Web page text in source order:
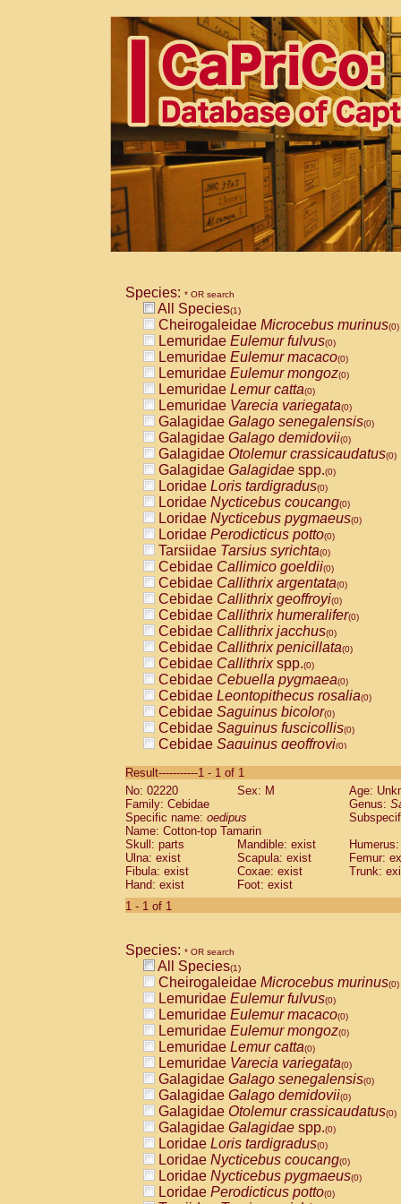
Species: * OR search
All Species(1)
Cheirogaleidae Microcebus murinus(0)
Lemuridae Eulemur fulvus(0)
Lemuridae Eulemur macaco(0)
Lemuridae Eulemur mongoz(0)
Lemuridae Lemur catta(0)
Lemuridae Varecia variegata(0)
Galagidae Galago senegalensis(0)
Galagidae Galago demidovii(0)
Galagidae Otolemur crassicaudatus(0)
Galagidae Galagidae spp.(0)
Loridae Loris tardigradus(0)
Loridae Nycticebus coucang(0)
Loridae Nycticebus pygmaeus(0)
Loridae Perodicticus potto(0)
Tarsiidae Tarsius syrichta(0)
Cebidae Callimico goeldii(0)
Cebidae Callithrix argentata(0)
Cebidae Callithrix geoffroyi(0)
Cebidae Callithrix humeralifer(0)
Cebidae Callithrix jacchus(0)
Cebidae Callithrix penicillata(0)
Cebidae Callithrixspp.(0)
Cebidae Cebuella pygmaea(0)
Cebidae Leontopithecus rosalia(0)
Cebidae Saguinus bicolor(0)
Cebidae Saguinus fuscicollis(0)
Cebidae Saguinus geoffroyi(0)
CebidaeSaguinus labiatus(0)
Cebidae Saguinus leucopus (0)
Cebidae
CebidaeSaguinus mystax
Cebidae Saguinus nigricollis (0)
Cebidae Saguinus oedipus
Cebidae Saguinus weddelli
Cebidae Saguinusspp.
Cebidae
CebidaeCebus capucinus
CebidaeCebus nigrivittatus
CebidaeCebus spp.(0)
CebidaeSaimiri boliviensis(0)
CebidaeSaimiri sciureus(0)
AtelidaeAlouatta caraya(0)
AtelidaeAlouatta fusca(0)
AtelidaeAlouatta seniculus(0)
AtelidaeAlouattaspp.(0)
AtelidaeAteles belzebuth(0)
AtelidaeAteles geoffroyi(0)
AtelidaeAteles paniscus(0)
AtelidaeAtelesspp.(0)
AtelidaeLagothrix lagothricha(0)
AtelidaeLagothrix lagothricha cana
PitheciidaeCacajao calvus
Result-----------1 - 1 of 1
No: 02220
Sex: M
Age:
Family: Cebidae
Genus:
Specific name: oedipus
Name: Cotton-top Tamarin
Skull: parts
Mandible: exist
Ulna: exist
Scapula: exist
Femur:
Fibula: exist
Coxae: exist
Trunk:
Hand: exist
Foot: exist
1 - 1 of 1
Species: * OR search
All Species(1)
Cheirogaleidae Microcebus murinus(0)
Lemuridae Eulemur fulvus(0)
Lemuridae Eulemur macaco(0)
Lemuridae Eulemur mongoz(0)
Lemuridae Lemur catta(0)
Lemuridae Varecia variegata(0)
Galagidae Galago senegalensis(0)
Galagidae Galago demidovii(0)
Galagidae Otolemur crassicaudatus(0)
Galagidae Galagidae spp.(0)
Loridae Loris tardigradus(0)
Loridae Nycticebus coucang(0)
Loridae Nycticebus pygmaeus(0)
Loridae Perodicticus potto(0)